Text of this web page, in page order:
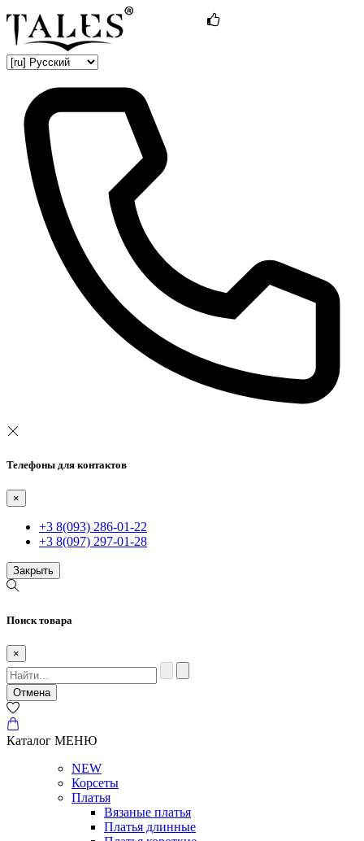
Телефоны для контактов
×
+3 8(093) 286-01-22
+3 8(097) 297-01-28
Закрыть
Поиск товара
×
Отмена
Каталог МЕНЮ
NEW
Корсеты
Платья
Вязаные платья
Платья длинные